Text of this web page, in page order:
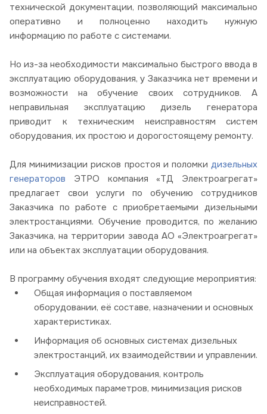
технической документации, позволяющий максимально
оперативно и полноценно находить нужную
информацию по работе с системами.
Но из-за необходимости максимально быстрого ввода в
эксплуатацию оборудования, у Заказчика нет времени и
возможности на обучение своих сотрудников. А
неправильная эксплуатацию дизель генератора
приводит к техническим неисправностям систем
оборудования, их простою и дорогостоящему ремонту.
Для минимизации рисков простоя и поломки дизельных
генераторов ЭТРО компания «ТД Электроагрегат»
предлагает свои услуги по обучению сотрудников
Заказчика по работе с приобретаемыми дизельными
электростанциями. Обучение проводится, по желанию
Заказчика, на территории завода АО «Электроагрегат»
или на объектах эксплуатации оборудования.
В программу обучения входят следующие мероприятия:
Общая информация о поставляемом
оборудовании, её составе, назначении и основных
характеристиках.
Информация об основных системах дизельных
электростанций, их взаимодействии и управлении.
Эксплуатация оборудования, контроль
необходимых параметров, минимизация рисков
неисправностей.